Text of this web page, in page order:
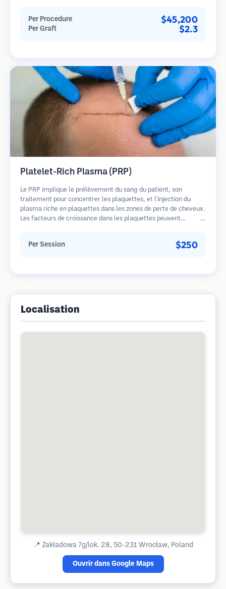
Per Procedure $45,200
Per Graft $2.3
Platelet-Rich Plasma (PRP)
Le PRP implique le prélèvement du sang du patient, son
traitement pour concentrer les plaquettes, et l'injection du
plasma riche en plaquettes dans les zones de perte de cheveux.
Les facteurs de croissance dans les plaquettes peuvent
Plusieurs séances sont généralement nécessaires.
Per Session $250
Localisation
📍 Zakładowa 7g/lok. 28, 50-231 Wrocław, Poland
Ouvrir dans Google Maps